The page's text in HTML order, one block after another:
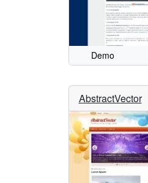
Demo
AbstractVector